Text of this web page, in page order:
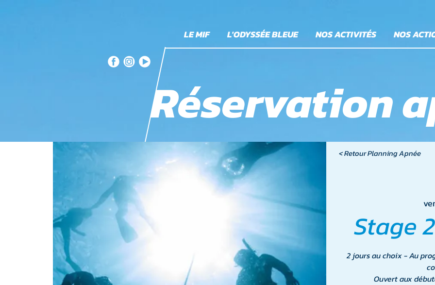
LE MIF L'ODYSSÉE BLEUE NOS ACTIVITÉS NOS
Réservation
Stage
2 jours au choix - Au
Ouvert aux
< Retour Planning Apnée